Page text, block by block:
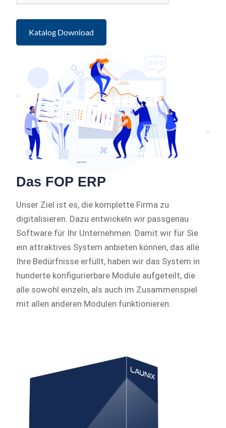
Das FOP ERP
Unser Ziel ist es, die komplette Firma zu
digitalisieren. Dazu entwickeln wir passgenau
Software für Ihr Unternehmen. Damit wir für Sie
ein attraktives System anbieten können, das alle
Ihre Bedürfnisse erfüllt, haben wir das System in
hunderte konfigurierbare Module aufgeteilt, die
alle sowohl einzeln, als auch im Zusammenspiel
mit allen anderen Modulen funktionieren.